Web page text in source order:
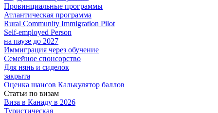
Провинциальные программы
Атлантическая программа
Rural Community Immigration Pilot
Self-employed Person
на паузе до 2027
Иммиграция через обучение
Семейное спонсорство
Для нянь и сиделок
закрыта
Оценка шансов Калькулятор баллов
Статьи по визам
Виза в Канаду в 2026
Туристическая